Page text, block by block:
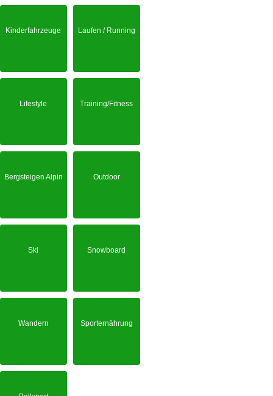
Kinderfahrzeuge Laufen / Running
Lifestyle Training/Fitness
Bergsteigen Alpin Outdoor
Ski Snowboard
Wandern Sporternährung